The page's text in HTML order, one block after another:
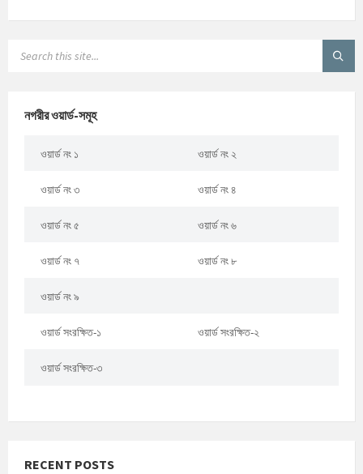
নগরীর ওয়ার্ড-সমূহ
ওয়ার্ড নং ১ ওয়ার্ড নং ২
ওয়ার্ড নং ৩ ওয়ার্ড নং ৪
ওয়ার্ড নং ৫ ওয়ার্ড নং ৬
ওয়ার্ড নং ৭ ওয়ার্ড নং ৮
ওয়ার্ড নং ৯
ওয়ার্ড সংরক্ষিত-১ ওয়ার্ড সংরক্ষিত-২
ওয়ার্ড সংরক্ষিত-৩
RECENT POSTS